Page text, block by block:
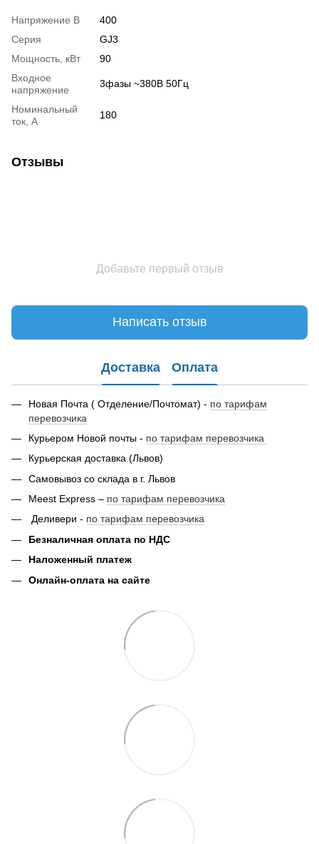
Напряжение В
400
Серия
GJ3
Мощность, кВт
90
Входное
напряжение
3фазы ~380В 50Гц
Номинальный
ток, А
180
Отзывы
Добавьте первый отзыв
Написать отзыв
Доставка Оплата
Новая Почта ( Отделение/Почтомат) - по тарифам
перевозчика
Курьером Новой почты - по тарифам перевозчика
Курьерская доставка (Львов)
Самовывоз со склада в г. Львов
Meest Express – по тарифам перевозчика
Деливери - по тарифам перевозчика
Безналичная оплата по НДС
Наложенный платеж
Онлайн-оплата на сайте